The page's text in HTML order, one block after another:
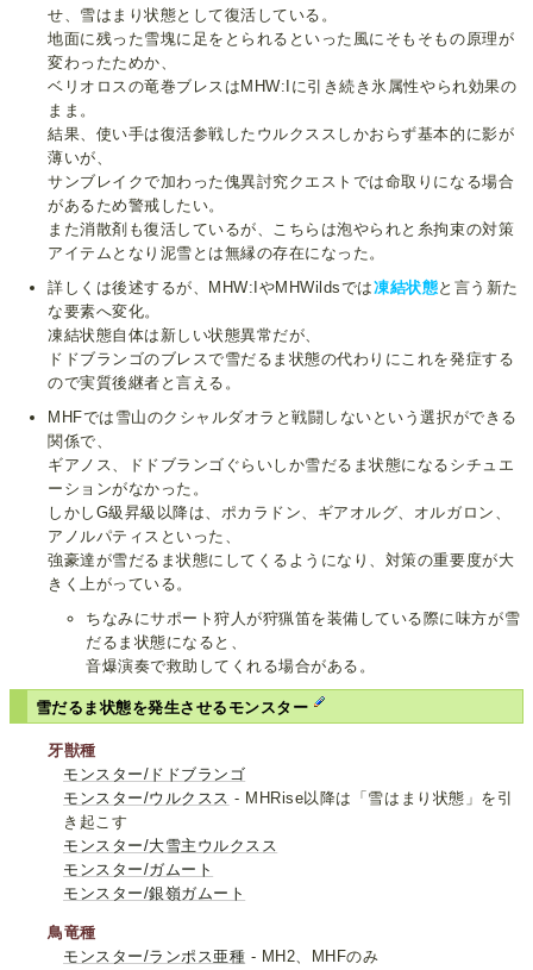
せ、雪はまり状態として復活している。
地面に残った雪塊に足をとられるといった風にそもそもの原理が
変わったためか、
ベリオロスの竜巻ブレスはMHW:Iに引き続き氷属性やられ効果の
まま。
結果、使い手は復活参戦したウルクススしかおらず基本的に影が
薄いが、
サンブレイクで加わった傀異討究クエストでは命取りになる場合
があるため警戒したい。
また消散剤も復活しているが、こちらは泡やられと糸拘束の対策
アイテムとなり泥雪とは無縁の存在になった。
詳しくは後述するが、MHW:IやMHWildsでは凍結状態と言う新た
な要素へ変化。
凍結状態自体は新しい状態異常だが、
ドドブランゴのブレスで雪だるま状態の代わりにこれを発症する
ので実質後継者と言える。
MHFでは雪山のクシャルダオラと戦闘しないという選択ができる
関係で、
ギアノス、ドドブランゴぐらいしか雪だるま状態になるシチュエ
ーションがなかった。
しかしG級昇級以降は、ポカラドン、ギアオルグ、オルガロン、
アノルパティスといった、
強豪達が雪だるま状態にしてくるようになり、対策の重要度が大
きく上がっている。
ちなみにサポート狩人が狩猟笛を装備している際に味方が雪
だるま状態になると、
音爆演奏で救助してくれる場合がある。
雪だるま状態を発生させるモンスター
牙獣種
モンスター/ドドブランゴ
モンスター/ウルクスス - MHRise以降は「雪はまり状態」を引
き起こす
モンスター/大雪主ウルクスス
モンスター/ガムート
モンスター/銀嶺ガムート
鳥竜種
モンスター/ランポス亜種 - MH2、MHFのみ